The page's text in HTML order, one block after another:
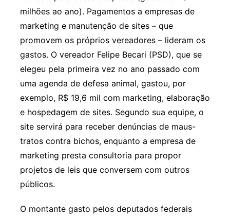
milhões ao ano). Pagamentos a empresas de
marketing e manutenção de sites – que
promovem os próprios vereadores – lideram os
gastos. O vereador Felipe Becari (PSD), que se
elegeu pela primeira vez no ano passado com
uma agenda de defesa animal, gastou, por
exemplo, R$ 19,6 mil com marketing, elaboração
e hospedagem de sites. Segundo sua equipe, o
site servirá para receber denúncias de maus-
tratos contra bichos, enquanto a empresa de
marketing presta consultoria para propor
projetos de leis que conversem com outros
públicos.
O montante gasto pelos deputados federais